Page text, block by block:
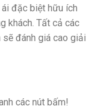
đặc biệt hữu ích
khách. Tất cả các
đánh giá cao giải
các nút bấm!